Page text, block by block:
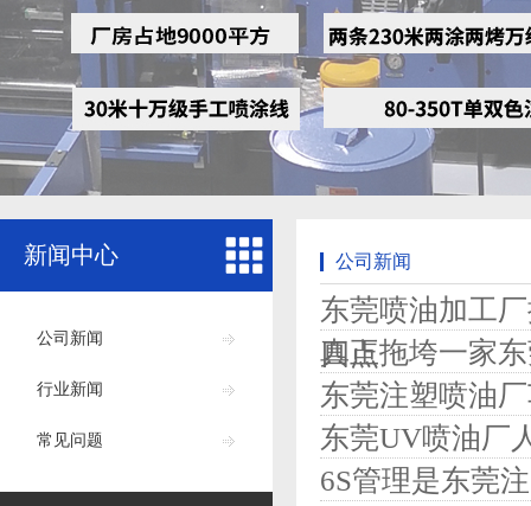
新闻中心
公司新闻
行业新闻
常见问题
公司新闻
东莞喷油加工
四点
真正拖垮一家
东莞注塑喷油
东莞UV喷油厂
6S管理是东莞